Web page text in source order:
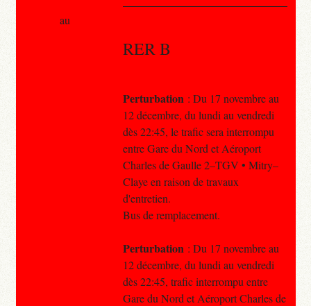
RER B
Perturbation : Du 17 novembre au
12 décembre, du lundi au vendredi
dès 22:45, le trafic sera interrompu
entre Gare du Nord et Aéroport
Charles de Gaulle 2–TGV • Mitry–
Claye en raison de travaux
d'entretien.
Bus de remplacement.
Perturbation : Du 17 novembre au
12 décembre, du lundi au vendredi
dès 22:45, trafic interrompu entre
Gare du Nord et Aéroport Charles de
au